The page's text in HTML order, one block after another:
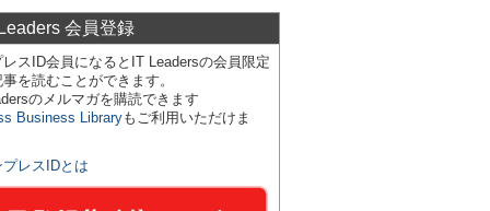
会員登録
スID会員になるとIT Leadersの会員限定
を読むことができます。
のメルマガを購読できます
Business Libraryもご利用いただけま
プレスIDとは